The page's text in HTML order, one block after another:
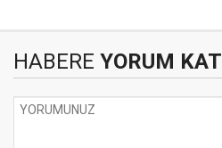
HABERE YORUM KAT